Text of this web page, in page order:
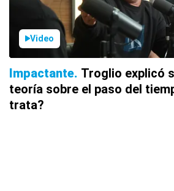
Video
Impactante Troglio explicó
teoría sobre el paso del
trata?